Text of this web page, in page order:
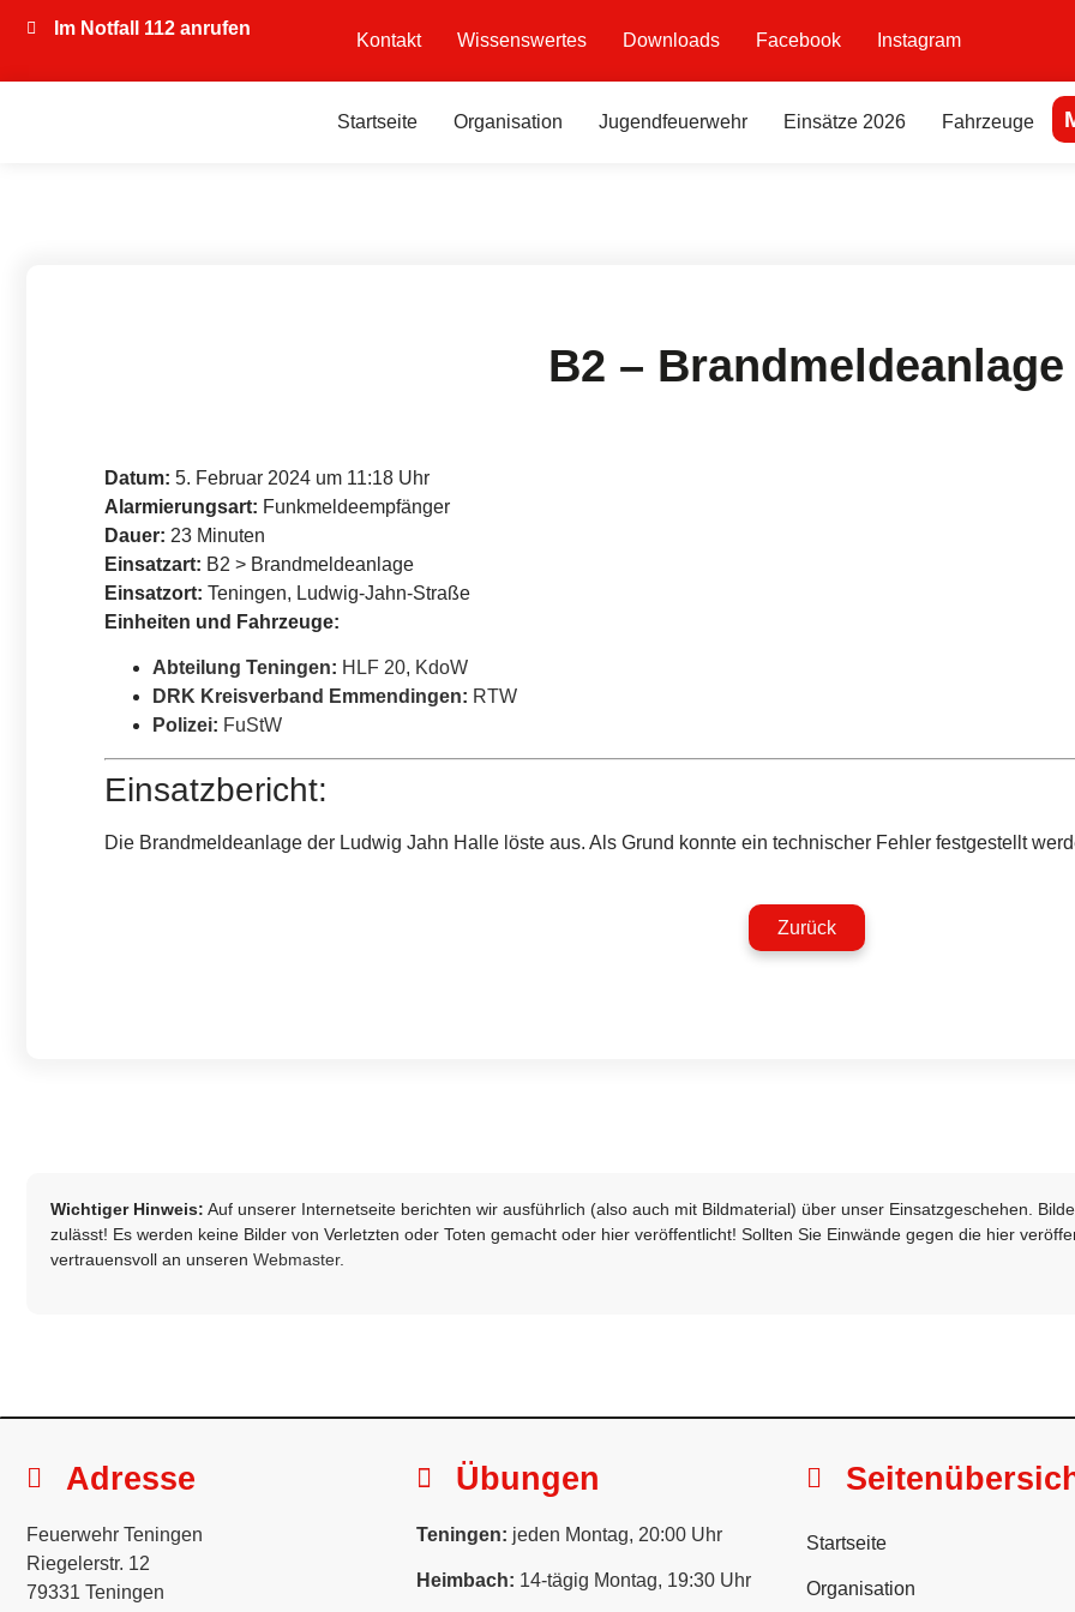
Im Notfall 112 anrufen
Kontakt Wissenswertes Downloads Facebook Instagram
Startseite Organisation Jugendfeuerwehr Einsätze 2026 Fahrzeuge
B2 – Brandmeldeanlage
Datum: 5. Februar 2024 um 11:18 Uhr
Alarmierungsart: Funkmeldeempfänger
Dauer: 23 Minuten
Einsatzart: B2 > Brandmeldeanlage
Einsatzort: Teningen, Ludwig-Jahn-Straße
Einheiten und Fahrzeuge:
Abteilung Teningen: HLF 20, KdoW
DRK Kreisverband Emmendingen: RTW
Polizei: FuStW
Einsatzbericht:
Die Brandmeldeanlage der Ludwig Jahn Halle löste aus. Als Grund konnte ein technischer Fehler festgestellt
Zurück
Wichtiger Hinweis: Auf unserer Internetseite berichten wir ausführlich (also auch mit Bildmaterial) über unser Einsatzgeschehen.
zulässt! Es werden keine Bilder von Verletzten oder Toten gemacht oder hier veröffentlicht! Sollten Sie Einwände gegen die hier
vertrauensvoll an unseren Webmaster.
Adresse
Feuerwehr Teningen
Riegelerstr. 12
79331 Teningen
Übungen
Teningen: jeden Montag, 20:00 Uhr
Heimbach: 14-tägig Montag, 19:30 Uhr
Startseite
Organisation